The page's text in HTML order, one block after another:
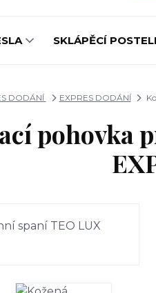
SKLÁPĚCÍ
DODÁNÍ EXPRES DODÁNÍ
pohovka